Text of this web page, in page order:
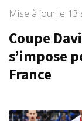
Mise à jour le 13
Coupe
s’impose
France